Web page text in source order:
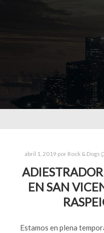
abril 1, 2019 por Rock & Dogs
EN SAN
Estamos en plena